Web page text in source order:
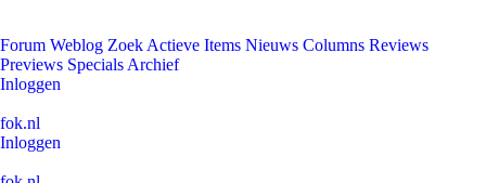
Forum Weblog Zoek Actieve Items Nieuws Columns Reviews
Previews Specials Archief
Inloggen
fok.nl
Inloggen